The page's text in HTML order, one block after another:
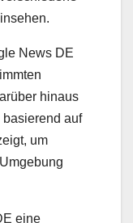
News DE
hinaus
auf
um
eine